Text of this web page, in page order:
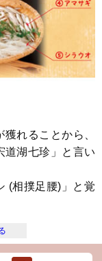
れることから、
道湖七珍」と言い
(相撲足腰)」と覚